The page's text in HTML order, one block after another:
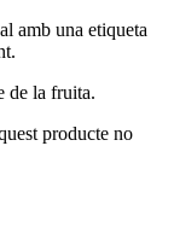
amb una etiqueta
de la fruita.
producte no